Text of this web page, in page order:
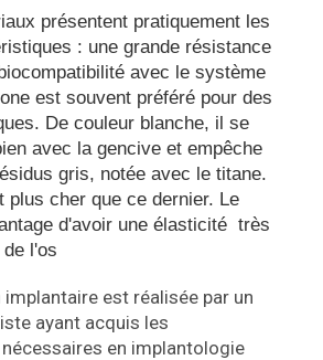
présentent pratiquement les
: une grande résistance
avec le système
est souvent préféré pour des
De couleur blanche, il se
avec la gencive et empêche
gris, notée avec le titane.
plus cher que ce dernier. Le
d'avoir une élasticité très
l'os
est réalisée par un
ayant acquis les
en implantologie